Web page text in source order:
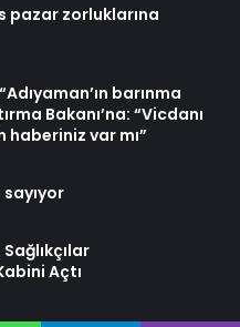
pazar zorluklarına
barınma
Bakanı’na: “Vicdanı
haberiniz var mı”
Açtı